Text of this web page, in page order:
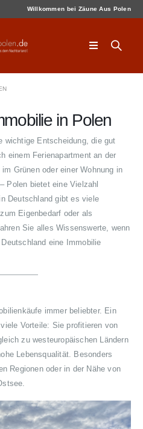
Willkommen bei Zäune Aus Polen
in Polen
wichtige Entscheidung, die gut
einem Ferienapartment an der
Grünen oder einer Wohnung in
Polen bietet eine Vielzahl
Deutschland gibt es viele
Eigenbedarf oder als
Sie alles Wissenswerte, wenn
eine Immobilie
immer beliebter. Ein
Vorteile: Sie profitieren von
zu westeuropäischen Ländern
Lebensqualität. Besonders
Regionen oder in der Nähe von